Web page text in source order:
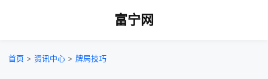
富宁网
首页 > 资讯中心 > 牌局技巧